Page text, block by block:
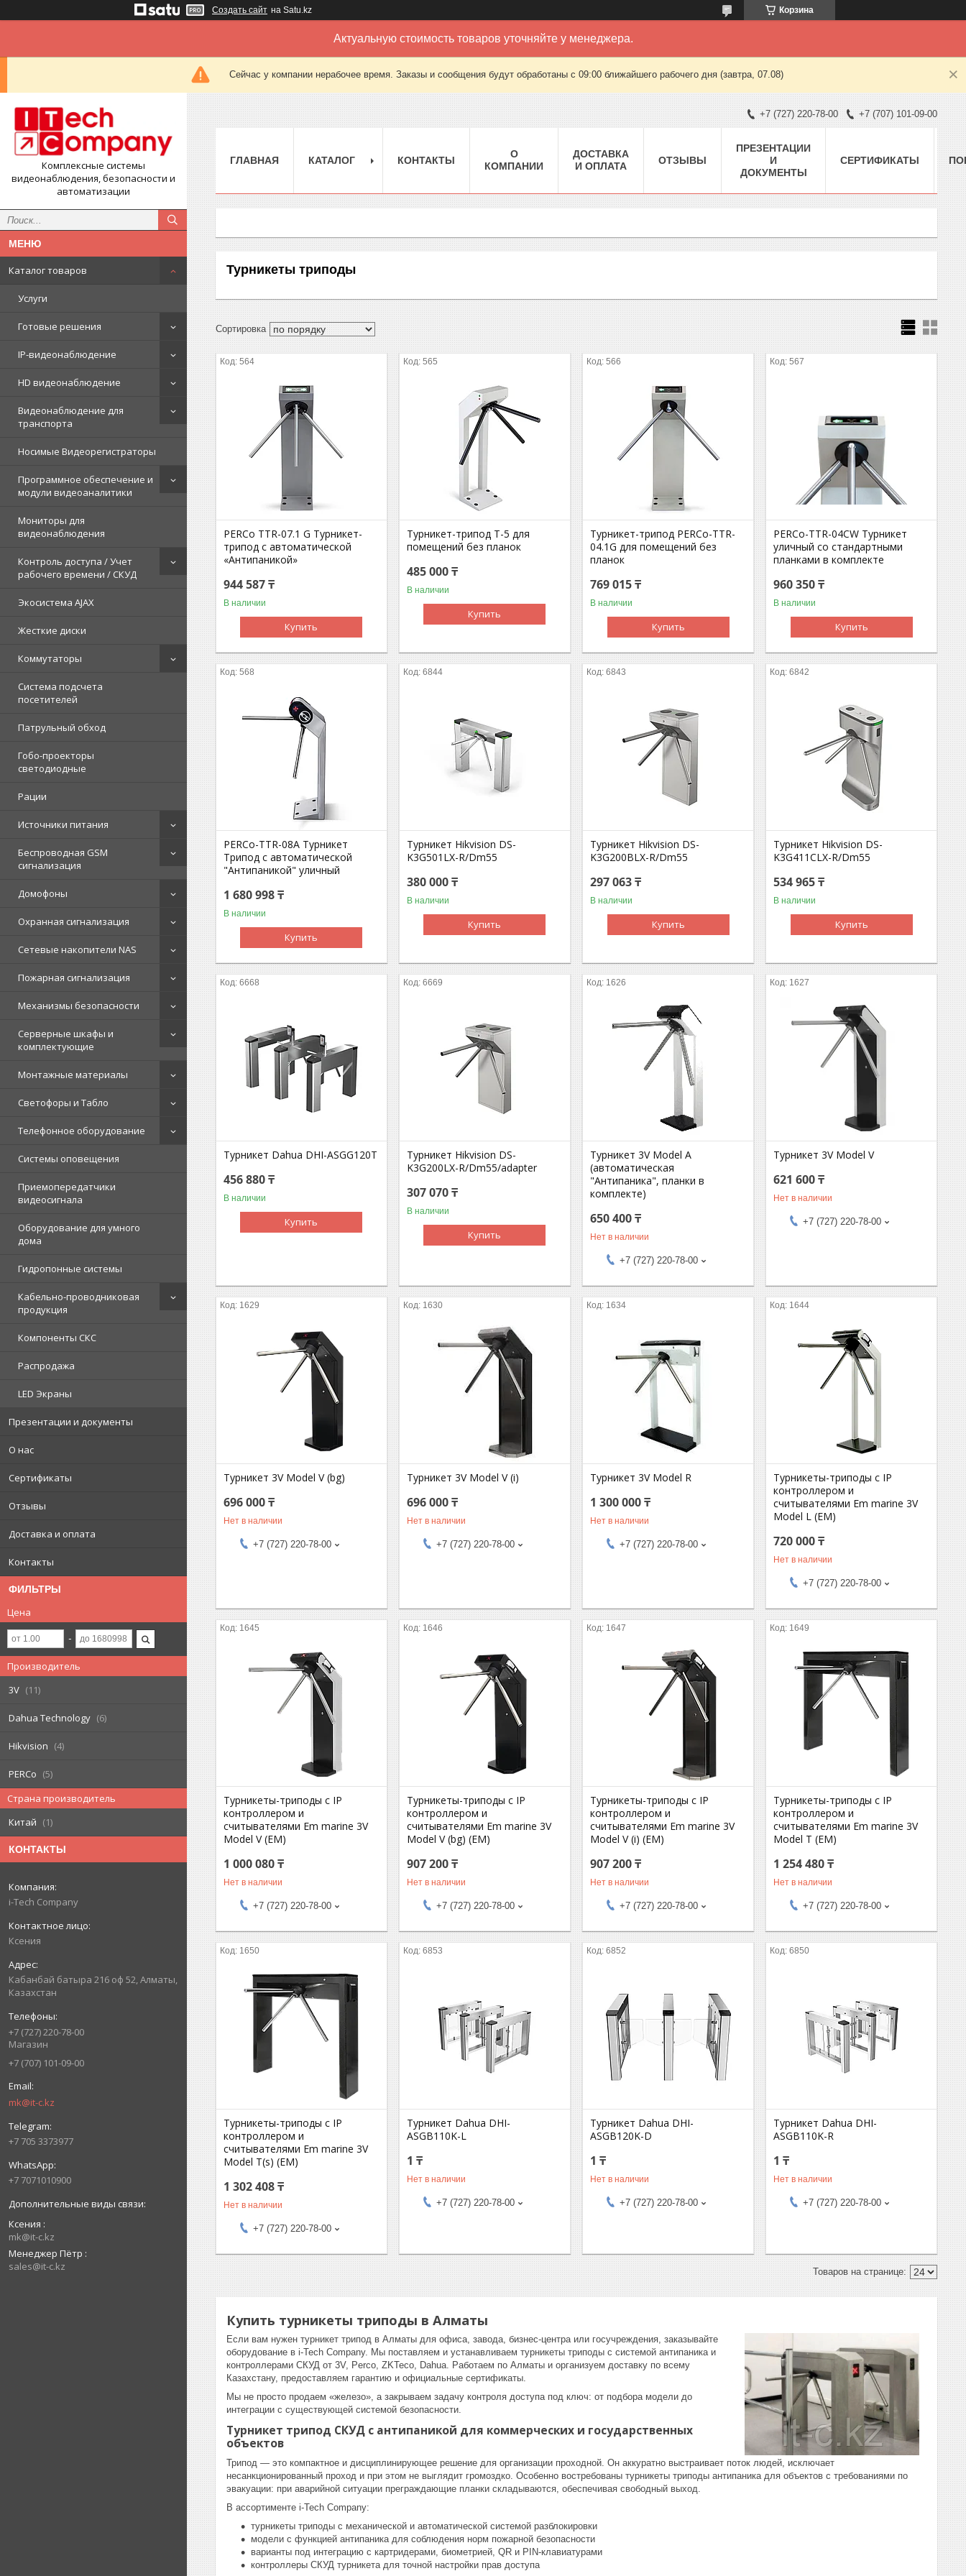
Создать сайт на Satu.kz Корзина
Актуальную стоимость товаров уточняйте у менеджера.
Сейчас у компании нерабочее время. Заказы и сообщения будут обработаны с 09:00 ближайшего рабочего дня (завтра, 07.08)
Комплексные системы
видеонаблюдения, безопасности и
автоматизации
Каталог товаров
Услуги
Готовые решения
IP-видеонаблюдение
HD видеонаблюдение
Видеонаблюдение для
транспорта
Носимые Видеорегистраторы
Программное обеспечение и
модули видеоаналитики
Мониторы для
видеонаблюдения
Контроль доступа / Учет
рабочего времени / СКУД
Экосистема AJAX
Жесткие диски
Коммутаторы
Система подсчета
посетителей
Патрульный обход
Гобо-проекторы
светодиодные
Рации
Источники питания
Беспроводная GSM
сигнализация
Домофоны
Охранная сигнализация
Сетевые накопители NAS
Пожарная сигнализация
Механизмы безопасности
Серверные шкафы и
комплектующие
Монтажные материалы
Светофоры и Табло
Телефонное оборудование
Системы оповещения
Приемопередатчики
видеосигнала
Оборудование для умного
дома
Гидропонные системы
Кабельно-проводниковая
продукция
Компоненты СКС
Распродажа
LED Экраны
Презентации и документы
О нас
Сертификаты
Отзывы
Доставка и оплата
Контакты
ФИЛЬТРЫ
Цена
Производитель
3V
11
Dahua Technology 6
Hikvision 4
PERCo
5
Страна производитель
Китай
1
КОНТАКТЫ
i-Tech Company
Ксения
Кабанбай батыра 216 оф 52, Алматы,
Казахстан
+7 (727) 220-78-00
Магазин
+7 (707) 101-09-00
mk@it-c.kz
+7 705 3373977
+7 7071010900
Ксения
mk@it-c.kz
Менеджер Пётр
sales@it-c.kz
+7 (727) 220-78-00 +7 (707) 101-09-00
ГЛАВНАЯ КАТАЛОГ КОНТАКТЫ
О
КОМПАНИИ
ДОСТАВКА
И ОПЛАТА
ОТЗЫВЫ
ПРЕЗЕНТАЦИИ
И
ДОКУМЕНТЫ
СЕРТИФИКАТЫ
Турникеты триподы
564
PERCo TTR-07.1 G Турникет-
трипод с автоматической
«Антипаникой»
944 587 ₸
В наличии
Купить
565
Турникет-трипод T-5 для
помещений без планок
485 000 ₸
В наличии
Купить
566
Турникет-трипод PERCo-TTR-
04.1G для помещений без
планок
769 015 ₸
В наличии
Купить
567
PERCo-TTR-04CW Турникет
уличный со стандартными
планками в комплекте
960 350 ₸
В наличии
Купить
568
PERCo-TTR-08A Турникет
Трипод с автоматической
"Антипаникой" уличный
1 680 998 ₸
В наличии
Купить
6844
Турникет Hikvision DS-
K3G501LX-R/Dm55
380 000 ₸
В наличии
Купить
6843
Турникет Hikvision DS-
K3G200BLX-R/Dm55
297 063 ₸
В наличии
Купить
6842
Турникет Hikvision DS-
K3G411CLX-R/Dm55
534 965 ₸
В наличии
Купить
6668
Турникет Dahua DHI-ASGG120T
456 880 ₸
В наличии
Купить
6669
Турникет Hikvision DS-
K3G200LX-R/Dm55/adapter
307 070 ₸
В наличии
Купить
1626
Турникет 3V Model A
(автоматическая
"Антипаника", планки в
комплекте)
650 400 ₸
Нет в наличии
+7 (727) 220-78-00
1627
Турникет 3V Model V
621 600 ₸
Нет в наличии
+7 (727) 220-78-00
1629
Турникет 3V Model V (bg)
696 000 ₸
Нет в наличии
+7 (727) 220-78-00
1630
Турникет 3V Model V (i)
696 000 ₸
Нет в наличии
+7 (727) 220-78-00
1634
Турникет 3V Model R
1 300 000 ₸
Нет в наличии
+7 (727) 220-78-00
1644
Турникеты-триподы с IP
контроллером и
считывателями Em marine 3V
Model L (EM)
720 000 ₸
Нет в наличии
+7 (727) 220-78-00
1645
Турникеты-триподы с IP
контроллером и
считывателями Em marine 3V
Model V (EM)
1 000 080 ₸
Нет в наличии
+7 (727) 220-78-00
1646
Турникеты-триподы с IP
контроллером и
считывателями Em marine 3V
Model V (bg) (EM)
907 200 ₸
Нет в наличии
+7 (727) 220-78-00
1647
Турникеты-триподы с IP
контроллером и
считывателями Em marine 3V
Model V (i) (EM)
907 200 ₸
Нет в наличии
+7 (727) 220-78-00
1649
Турникеты-триподы с IP
контроллером и
считывателями Em marine 3V
Model T (EM)
1 254 480 ₸
Нет в наличии
+7 (727) 220-78-00
1650
Турникеты-триподы с IP
контроллером и
считывателями Em marine 3V
Model T(s) (EM)
1 302 408 ₸
Нет в наличии
+7 (727) 220-78-00
6853
Турникет Dahua DHI-
ASGB110K-L
1 ₸
Нет в наличии
+7 (727) 220-78-00
6852
Турникет Dahua DHI-
ASGB120K-D
1 ₸
Нет в наличии
+7 (727) 220-78-00
6850
Турникет Dahua DHI-
ASGB110K-R
1 ₸
Нет в наличии
+7 (727) 220-78-00
Купить турникеты триподы в Алматы
Если вам нужен турникет трипод в Алматы для офиса, завода, бизнес-центра или госучреждения, заказывайте
оборудование в i-Tech Company. Мы поставляем и устанавливаем турникеты триподы с системой антипаника и
контроллерами СКУД от 3V, Perco, ZKTeco, Dahua. Работаем по Алматы и организуем доставку по всему
Казахстану, предоставляем гарантию и официальные сертификаты.
Мы не просто продаем «железо», а закрываем задачу контроля доступа под ключ: от подбора модели до
интеграции с существующей системой безопасности.
Турникет трипод СКУД с антипаникой для коммерческих и государственных
объектов
Трипод — это компактное и дисциплинирующее решение для организации проходной. Он аккуратно выстраивает поток людей, исключает
несанкционированный проход и при этом не выглядит громоздко. Особенно востребованы турникеты триподы антипаника для объектов с требованиями по
эвакуации: при аварийной ситуации преграждающие планки складываются, обеспечивая свободный выход.
В ассортименте i-Tech Company:
турникеты триподы с механической и автоматической системой разблокировки
модели с функцией антипаника для соблюдения норм пожарной безопасности
варианты под интеграцию с картридерами, биометрией, QR и PIN-клавиатурами
контроллеры СКУД турникета для точной настройки прав доступа